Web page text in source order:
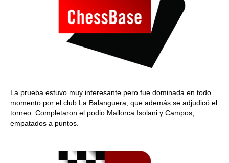
La prueba estuvo muy interesante pero fue dominada en todo
momento por el club La Balanguera, que además se adjudicó el
torneo. Completaron el podio Mallorca Isolani y Campos,
empatados a puntos.